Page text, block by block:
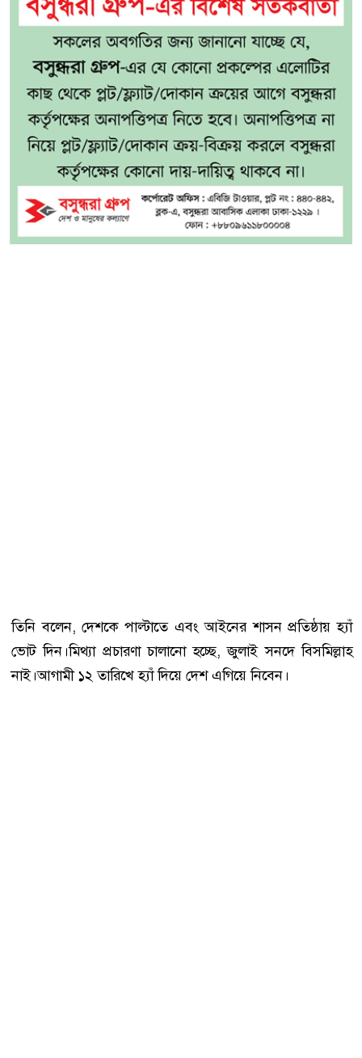
তিনি বলেন, দেশকে পাল্টাতে এবং আইনের শাসন প্রতিষ্ঠায় হ্যাঁ
ভোট দিন।মিথ্যা প্রচারণা চালানো হচ্ছে, জুলাই সনদে বিসমিল্লাহ
নাই।আগামী ১২ তারিখে হ্যাঁ দিয়ে দেশ এগিয়ে নিবেন।